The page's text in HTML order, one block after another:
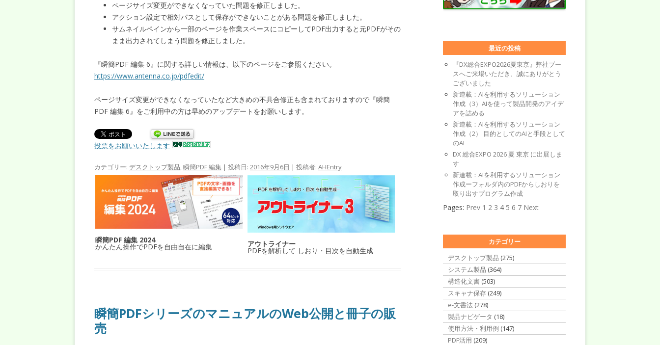
ページサイズ変更ができなくなっていた問題を修正しました。
アクション設定で相対パスとして保存ができないことがある問題を修正しました。
サムネイルペインから一部のページを作業スペースにコピーしてPDF出力すると元PDFがその
まま出力されてしまう問題を修正しました。
『瞬簡PDF 編集 6』に関する詳しい情報は、以下のページをご参照ください。
https://www.antenna.co.jp/pdfedit/
ページサイズ変更ができなくなっていたなど大きめの不具合修正も含まれておりますので『瞬簡
PDF 編集 6』をご利用中の方は早めのアップデートをお願いします。
投票をお願いいたします
カテゴリー: デスクトップ製品,瞬簡PDF 編集 | 投稿日: 2016年9月6日 | 投稿者: AHEntry
瞬簡PDF 編集 2024
かんたん操作でPDFを自由自在に編集 アウトライナー
PDFを解析して しおり・目次を自動生成
瞬簡PDFシリーズのマニュアルのWeb公開と冊子の販
売
最近の投稿
『DX総合EXPO2026夏東京』弊社ブー
スへご来場いただき、誠にありがとう
ございました
新連載：AIを利用するソリューション
作成（3）AIを使って製品開発のアイデ
アを詰める
新連載：AIを利用するソリューション
作成（2） 目的としてのAIと手段として
のAI
DX 総合EXPO 2026 夏 東京 に出展しま
す
新連載：AIを利用するソリューション
作成ーフォルダ内のPDFからしおりを
取り出すプログラム作成
Pages: Prev 1 2 3 4 5 6 7 Next
カテゴリー
デスクトップ製品 (275)
システム製品 (364)
構造化文書 (503)
スキャナ保存 (249)
e-文書法 (278)
製品ナビゲータ (18)
使用方法・利用例 (147)
PDF活用 (209)